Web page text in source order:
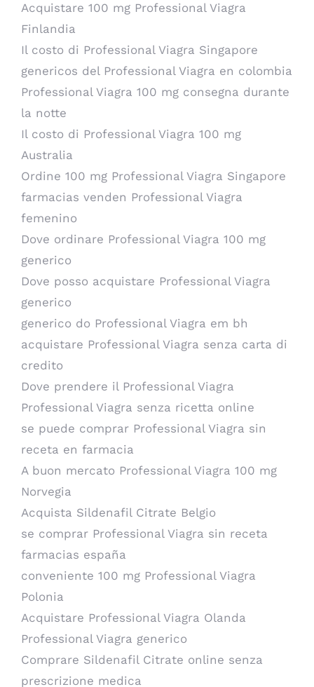
Acquistare 100 mg Professional Viagra
Finlandia
Il costo di Professional Viagra Singapore
genericos del Professional Viagra en colombia
Professional Viagra 100 mg consegna durante
la notte
Il costo di Professional Viagra 100 mg
Australia
Ordine 100 mg Professional Viagra Singapore
farmacias venden Professional Viagra
femenino
Dove ordinare Professional Viagra 100 mg
generico
Dove posso acquistare Professional Viagra
generico
generico do Professional Viagra em bh
acquistare Professional Viagra senza carta di
credito
Dove prendere il Professional Viagra
Professional Viagra senza ricetta online
se puede comprar Professional Viagra sin
receta en farmacia
A buon mercato Professional Viagra 100 mg
Norvegia
Acquista Sildenafil Citrate Belgio
se comprar Professional Viagra sin receta
farmacias españa
conveniente 100 mg Professional Viagra
Polonia
Acquistare Professional Viagra Olanda
Professional Viagra generico
Comprare Sildenafil Citrate online senza
prescrizione medica